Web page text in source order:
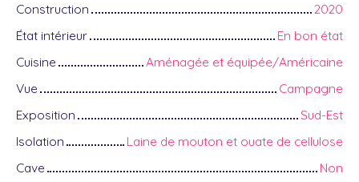
Construction
2020
État intérieur
En bon état
Cuisine
Aménagée et équipée/Américaine
Vue
Campagne
Exposition
Sud-Est
Isolation
Laine de mouton et ouate de cellulose
Cave
Non